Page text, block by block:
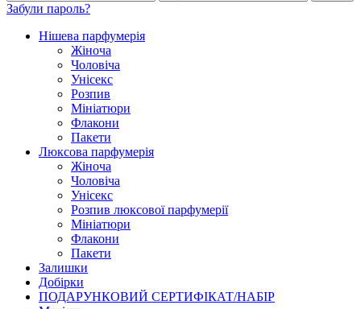
Забули пароль?
Нішева парфумерія
Жіноча
Чоловіча
Унісекс
Розпив
Мініатюри
Флакони
Пакети
Люксова парфумерія
Жіноча
Чоловіча
Унісекс
Розпив люксової парфумерії
Мініатюри
Флакони
Пакети
Залишки
Добірки
ПОДАРУНКОВИЙ СЕРТИФІКАТ/НАБІР